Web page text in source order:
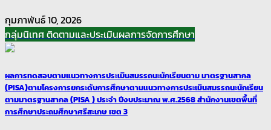
กุมภาพันธ์ 10, 2026
กลุ่มนิเทศ ติดตามและประเมินผลการจัดการศึกษา
ผลการทดสอบตามแนวทางการประเมินสมรรถนะนักเรียนตาม มาตรฐานสากล
(PISA)ตามโครงการยกระดับการศึกษาตามแนวทางการประเมินสมรรถนะนักเรียน
ตามมาตรฐานสากล (PISA ) ประจำ ปีงบประมาณ พ.ศ.2568 สำนักงานเขตพื้นที่
การศึกษาประถมศึกษาศรีสะเกษ เขต 3